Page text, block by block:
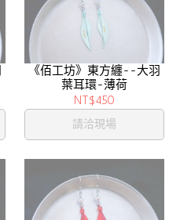
《佰工坊》東方纏--大羽
葉耳環-薄荷
NT$450
請洽現場